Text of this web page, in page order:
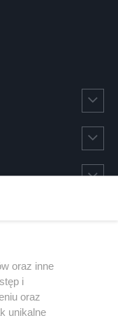
oraz inne
i
oraz
unikalne